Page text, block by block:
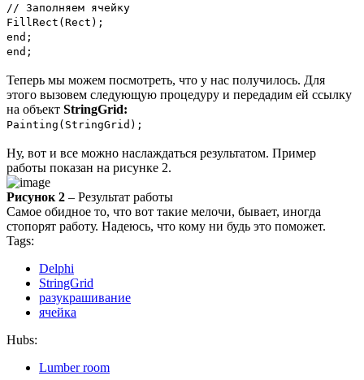
// Заполняем ячейку
FillRect(Rect);
end;
end;
Теперь мы можем посмотреть, что у нас получилось. Для
этого вызовем следующую процедуру и передадим ей ссылку
на объект StringGrid:
Painting(StringGrid);
Ну, вот и все можно наслаждаться результатом. Пример
работы показан на рисунке 2.
Рисунок 2 – Результат работы
Самое обидное то, что вот такие мелочи, бывает, иногда
стопорят работу. Надеюсь, что кому ни будь это поможет.
Tags:
Delphi
StringGrid
разукрашивание
ячейка
Hubs:
Lumber room